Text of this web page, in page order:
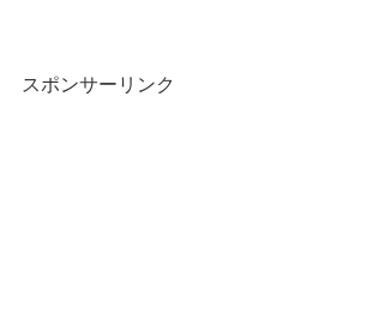
スポンサーリンク